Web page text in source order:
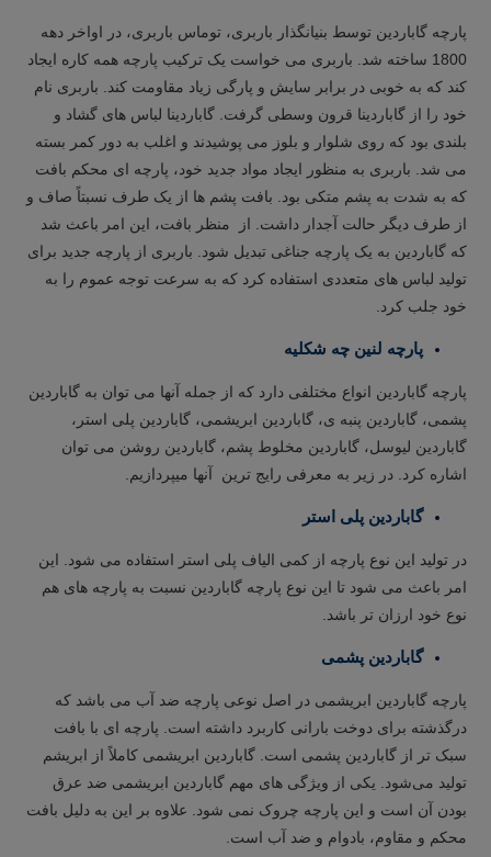
پارچه گاباردین توسط بنیانگذار باربری، توماس باربری، در اواخر دهه
1800 ساخته شد. باربری می خواست یک ترکیب پارچه همه کاره ایجاد
کند که به خوبی در برابر سایش و پارگی زیاد مقاومت کند. باربری نام
خود را از گاباردینا قرون وسطی گرفت. گاباردینا لباس های گشاد و
بلندی بود که روی شلوار و بلوز می پوشیدند و اغلب به دور کمر بسته
می شد. باربری به منظور ایجاد مواد جدید خود، پارچه ای محکم بافت
که به شدت به پشم متکی بود. بافت پشم‌ ها از یک طرف نسبتاً صاف و
از طرف دیگر حالت آجدار داشت. از منظر بافت، این امر باعث شد
که گاباردین به یک پارچه جناغی تبدیل شود. باربری از پارچه جدید برای
تولید لباس های متعددی استفاده کرد که به سرعت توجه عموم را به
خود جلب کرد.
پارچه لنین چه شکلیه
پارچه گاباردین انواع مختلفی دارد که از جمله آنها می توان به گاباردین
پشمی، گاباردین پنبه ی، گاباردین ابریشمی، گاباردین پلی استر،
گاباردین لیوسل، گاباردین مخلوط پشم، گاباردین روشن می توان
اشاره کرد. در زیر به معرفی رایج ترین آنها میپردازیم.
گاباردین پلی استر
در تولید این نوع پارچه از کمی الیاف پلی‌ استر استفاده می‌ شود. این
امر باعث می‌ شود تا این نوع پارچه گاباردین نسبت به پارچه‌ های هم
نوع خود ارزان‌ تر باشد.
گاباردین پشمی
پارچه گاباردین ابریشمی در اصل نوعی پارچه ضد آب می باشد که
درگذشته برای دوخت بارانی کاربرد داشته است. پارچه ‌ای با بافت
سبک‌ تر از گاباردین پشمی است. گاباردین ابریشمی کاملاً از ابریشم
تولید می‌شود. یکی از ویژگی‌ های مهم گاباردین ابریشمی ضد عرق
بودن آن است و این پارچه چروک نمی‌ شود. علاوه بر این به دلیل بافت
محکم و مقاوم، بادوام و ضد آب است.